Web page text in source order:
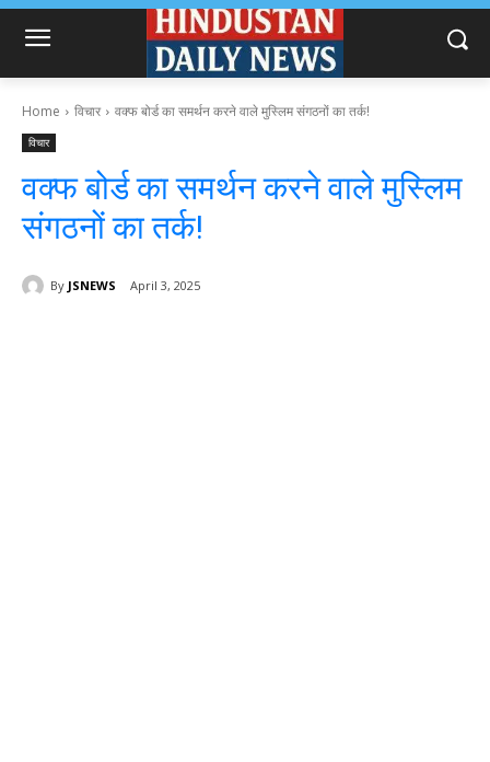
Home विचार वक्फ बोर्ड का समर्थन करने वाले मुस्लिम संगठनों का तर्क!
विचार
वक्फ बोर्ड का समर्थन करने वाले मुस्लिम
संगठनों का तर्क!
By JSNEWS April 3, 2025